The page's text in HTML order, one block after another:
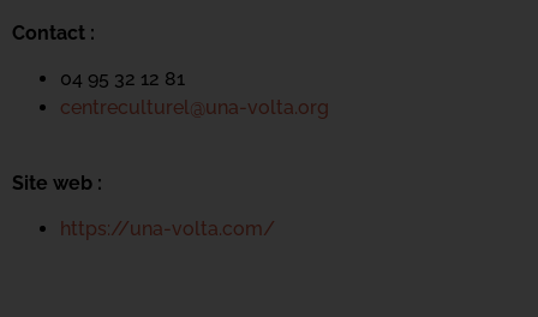
Contact :
04 95 32 12 81
centreculturel@una-volta.org
Site web :
https://una-volta.com/